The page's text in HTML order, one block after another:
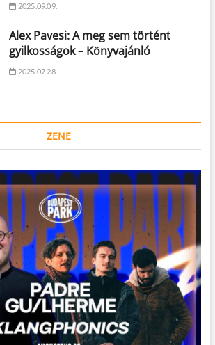
2025.09.09.
Alex Pavesi: A meg sem történt
gyilkosságok – Könyvajánló
2025.07.28.
ZENE